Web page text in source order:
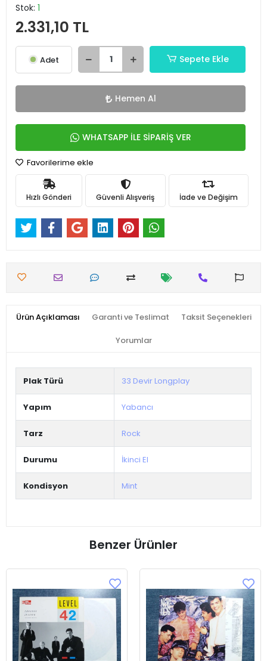
Stok: 1
2.331,10 TL
Adet Sepete Ekle
Hemen Al
WHATSAPP İLE SİPARİŞ VER
Favorilerime ekle
Hızlı Gönderi Güvenli Alışveriş İade ve Değişim
Ürün Açıklaması Garanti ve Teslimat Taksit Seçenekleri
Yorumlar
Plak Türü 33 Devir Longplay
Yapım Yabancı
Tarz Rock
Durumu İkinci El
Kondisyon Mint
Benzer Ürünler